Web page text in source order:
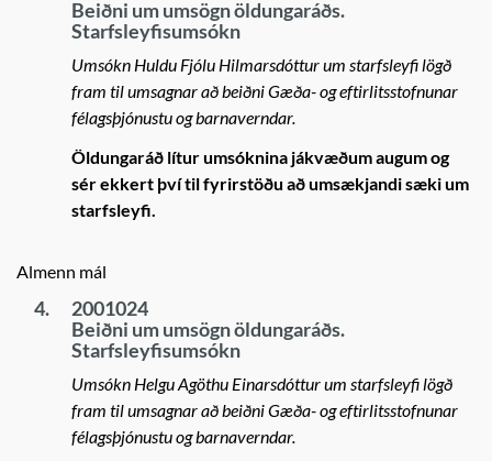
Beiðni um umsögn öldungaráðs.
Starfsleyfisumsókn
Umsókn Huldu Fjólu Hilmarsdóttur um starfsleyfi lögð
fram til umsagnar að beiðni Gæða- og eftirlitsstofnunar
félagsþjónustu og barnaverndar.
Öldungaráð lítur umsóknina jákvæðum augum og
sér ekkert því til fyrirstöðu að umsækjandi sæki um
starfsleyfi.
Almenn mál
4.
2001024
Beiðni um umsögn öldungaráðs.
Starfsleyfisumsókn
Umsókn Helgu Agöthu Einarsdóttur um starfsleyfi lögð
fram til umsagnar að beiðni Gæða- og eftirlitsstofnunar
félagsþjónustu og barnaverndar.